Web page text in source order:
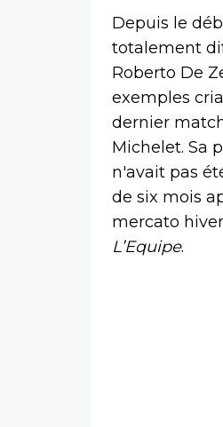
Depuis le
totalement
Roberto De
exemples
dernier
Michelet. Sa
n'avait pas
de six mois
mercato
L’Equipe.